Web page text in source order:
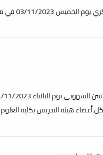
تتشرف كلية العلوم
لكل أعضاء هيئة التدريس بكلية